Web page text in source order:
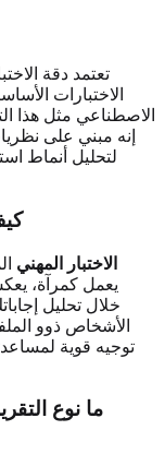
تعتمد دقة
الاختبارات
الاصطناعي مثل هذا
إنه مبني على
لتحليل أنماط
الاختبار المهني
يعمل كمرآة،
خلال تحليل
الأشخاص ذوو
توجيه قوية
ما نوع